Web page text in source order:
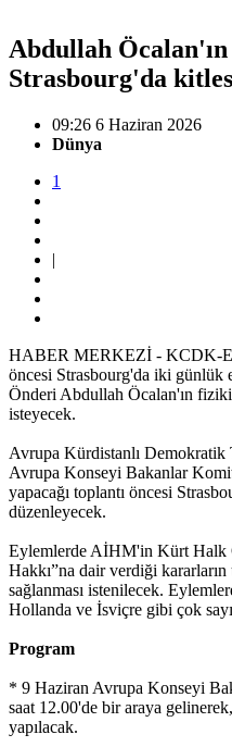
Abdullah
Strasbourg'da
09:26 6 Haziran 2026
Dünya
1
|
HABER MERKEZİ - KCDK-E,
öncesi Strasbourg'da iki
Önderi Abdullah Öcalan'ın fiziki
isteyecek.
Avrupa Kürdistanlı
Avrupa Konseyi Bakanlar
yapacağı toplantı öncesi
düzenleyecek.
Eylemlerde AİHM'in Kürt Halk
Hakkı”na dair verdiği
sağlanması istenilecek.
Hollanda ve İsviçre gibi çok
Program
* 9 Haziran Avrupa Konseyi
saat 12.00'de bir araya gelinerek,
yapılacak.